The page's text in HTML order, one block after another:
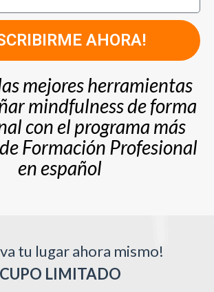
AHORA!
mejores herramientas
mindfulness de forma
con el programa más
Formación Profesional
en español
tu lugar ahora mismo!
CUPO LIMITADO